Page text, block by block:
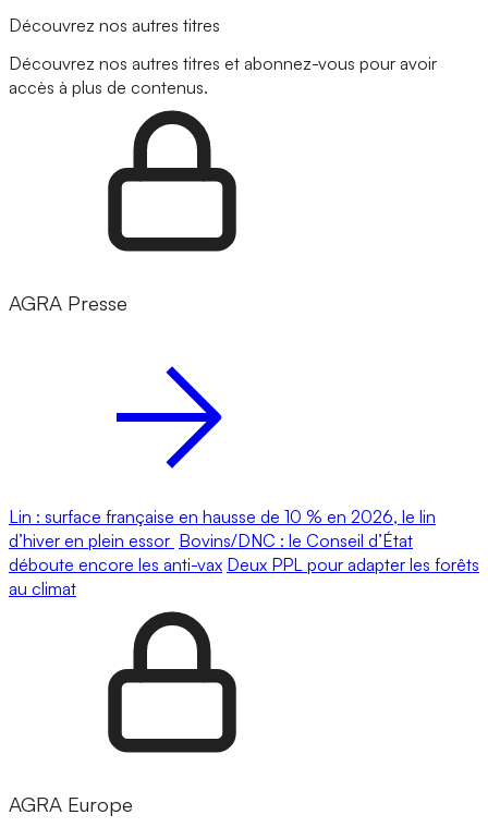
Découvrez nos autres titres
Découvrez nos autres titres et abonnez-vous pour avoir
accès à plus de contenus.
AGRA Presse
Lin : surface française en hausse de 10 % en 2026, le lin
d’hiver en plein essor Bovins/DNC : le Conseil d’État
déboute encore les anti-vax Deux PPL pour adapter les forêts
au climat
AGRA Europe